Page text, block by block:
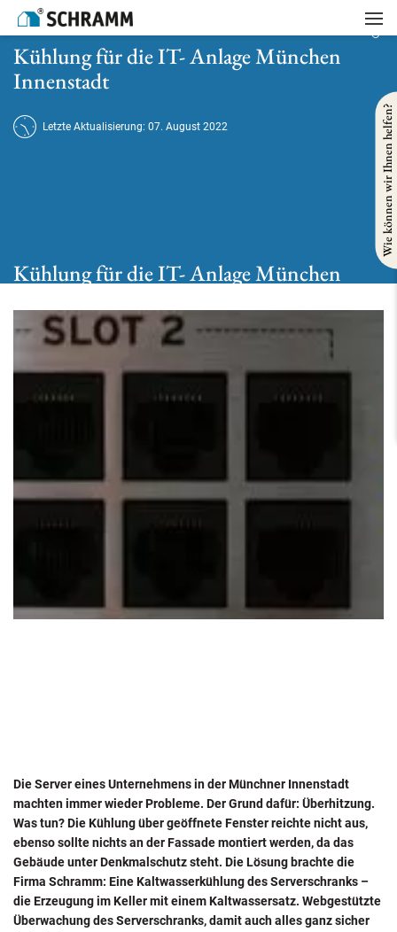
Startseite
Kühlung für die IT- Anlage München Innenstadt
Kühlung für die IT- Anlage München
Innenstadt
Letzte Aktualisierung: 07. August 2022
Kühlung für die IT- Anlage München
Die Server eines Unternehmens in der Münchner Innenstadt
machten immer wieder Probleme. Der Grund dafür: Überhitzung.
Was tun? Die Kühlung über geöffnete Fenster reichte nicht aus,
ebenso sollte nichts an der Fassade montiert werden, da das
Gebäude unter Denkmalschutz steht. Die Lösung brachte die
Firma Schramm: Eine Kaltwasserkühlung des Serverschranks –
die Erzeugung im Keller mit einem Kaltwassersatz. Webgestützte
Überwachung des Serverschranks, damit auch alles ganz sicher
Wie können wir Ihnen helfen?